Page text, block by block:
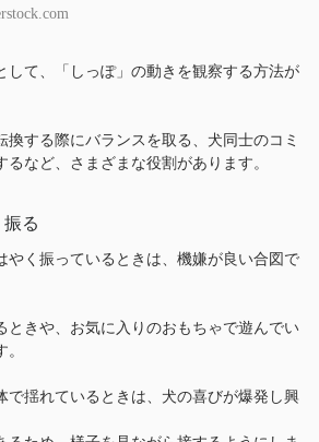
して、「しっぽ」の動きを観察する方法が
換する際にバランスを取る、犬同士のコミ
るなど、さまざまな役割があります。
る
やく振っているときは、機嫌が良い合図で
ときや、お気に入りのおもちゃで遊んでい
で揺れているときは、犬の喜びが爆発し興